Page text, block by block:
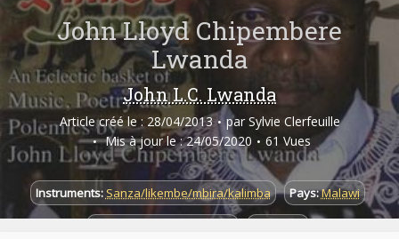
John Lloyd Chipembere
Lwanda
John L.C. Lwanda
Article créé le : 28/04/2013 par Sylvie Clerfeuille
Mis à jour le : 24/05/2020
61 Vues
Instruments: Sanza/likembe/mbira/kalimba Pays:Malawi